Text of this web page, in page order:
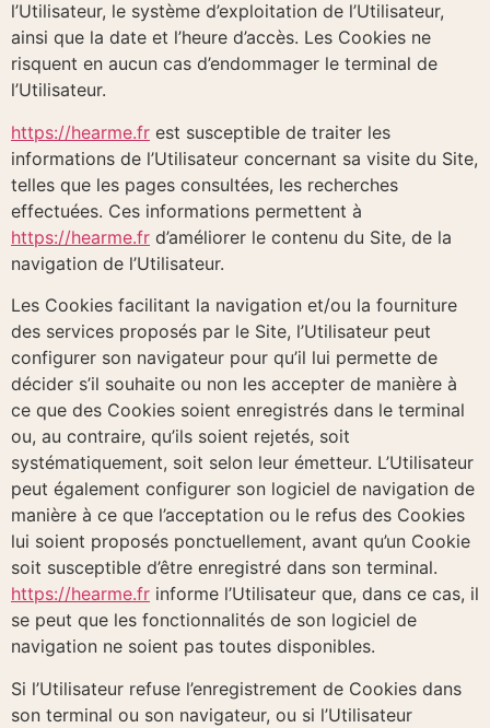
l’Utilisateur, le système d’exploitation de l’Utilisateur,
ainsi que la date et l’heure d’accès. Les Cookies ne
risquent en aucun cas d’endommager le terminal de
l’Utilisateur.
https://hearme.fr est susceptible de traiter les
informations de l’Utilisateur concernant sa visite du Site,
telles que les pages consultées, les recherches
effectuées. Ces informations permettent à
https://hearme.fr d’améliorer le contenu du Site, de la
navigation de l’Utilisateur.
Les Cookies facilitant la navigation et/ou la fourniture
des services proposés par le Site, l’Utilisateur peut
configurer son navigateur pour qu’il lui permette de
décider s’il souhaite ou non les accepter de manière à
ce que des Cookies soient enregistrés dans le terminal
ou, au contraire, qu’ils soient rejetés, soit
systématiquement, soit selon leur émetteur. L’Utilisateur
peut également configurer son logiciel de navigation de
manière à ce que l’acceptation ou le refus des Cookies
lui soient proposés ponctuellement, avant qu’un Cookie
soit susceptible d’être enregistré dans son terminal.
https://hearme.fr informe l’Utilisateur que, dans ce cas, il
se peut que les fonctionnalités de son logiciel de
navigation ne soient pas toutes disponibles.
Si l’Utilisateur refuse l’enregistrement de Cookies dans
son terminal ou son navigateur, ou si l’Utilisateur